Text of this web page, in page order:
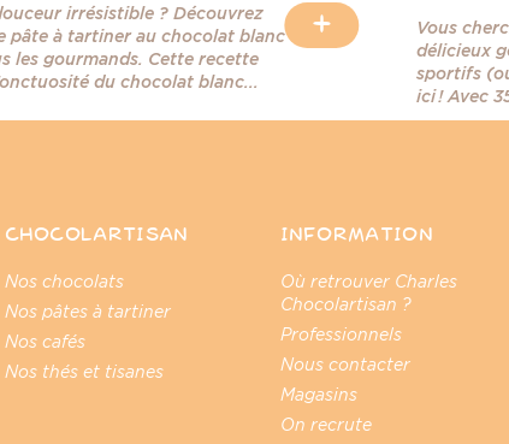
irrésistible ? Découvrez
pâte à tartiner au chocolat blanc
les gourmands. Cette recette
du chocolat blanc...
+
Vous
délicieux
sportifs
ici ! Avec
CHOCOLARTISAN
Nos chocolats
Nos pâtes à tartiner
Nos cafés
Nos thés et tisanes
INFORMATION
Où retrouver Charles
Chocolartisan ?
Professionnels
Nous contacter
Magasins
On recrute